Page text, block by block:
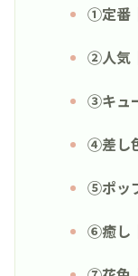
①定番
②人気
③キュ
④差し
⑤ポッ
⑥癒し